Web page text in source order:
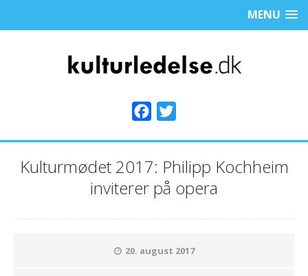
MENU
e
b
k
t
t
Kulturmødet 2017: Philipp Kochheim
inviterer på opera
20. august 2017